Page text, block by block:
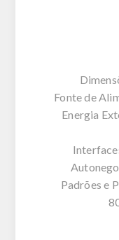
Fonte de
Energia
Padrões e